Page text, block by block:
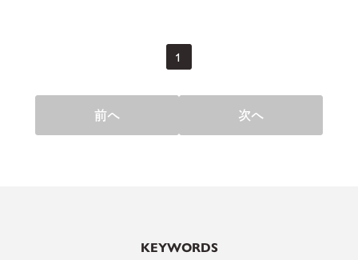
1
前へ 次へ
KEYWORDS